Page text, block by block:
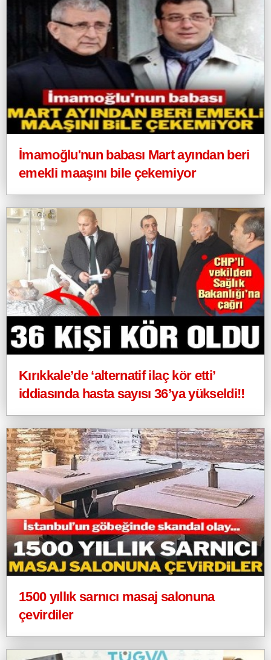
İmamoğlu'nun babası Mart ayından beri
emekli maaşını bile çekemiyor
Kırıkkale’de ‘alternatif ilaç kör etti’
iddiasında hasta sayısı 36’ya yükseldi!!
1500 yıllık sarnıcı masaj salonuna
çevirdiler